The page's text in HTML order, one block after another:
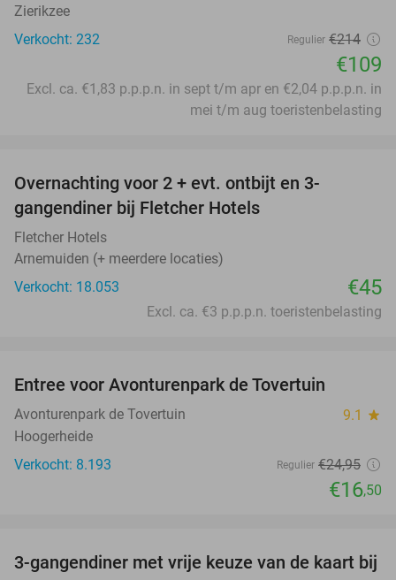
Zierikzee
Verkocht: 232
Regulier €214
€109
Excl. ca. €1,83 p.p.p.n. in sept t/m apr en €2,04 p.p.p.n. in
mei t/m aug toeristenbelasting
Overnachting voor 2 + evt. ontbijt en 3-
gangendiner bij Fletcher Hotels
Fletcher Hotels
Arnemuiden (+ meerdere locaties)
Verkocht: 18.053
€45
Excl. ca. €3 p.p.p.n. toeristenbelasting
Entree voor Avonturenpark de Tovertuin
Avonturenpark de Tovertuin 9.1 star
Hoogerheide
Verkocht: 8.193
Regulier €24,95
€16,50
43%
3-gangendiner met vrije keuze van de kaart bij